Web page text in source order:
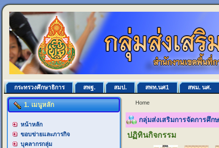
กระทรวงศึกษาธิการ สพฐ. สมป. สพท.นศ1 สพม. นศ.
1. เมนูหลัก
หน้าหลัก
ขอบข่ายและภารกิจ
บุคลากรกลุ่ม
Home
กลุ่มส่งเสริมการจัดการศึก
ปฏิทินกิจกรรม